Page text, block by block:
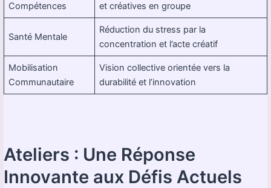
Compétences
et créatives en groupe
Santé Mentale
Réduction du stress par la
concentration et l’acte créatif
Mobilisation
Communautaire
Vision collective orientée vers la
durabilité et l’innovation
Ateliers : Une Réponse
Innovante aux Défis Actuels